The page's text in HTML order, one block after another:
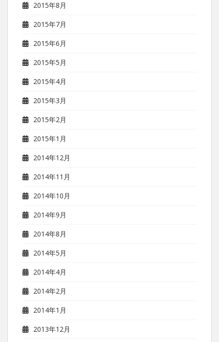
2015年8月
2015年7月
2015年6月
2015年5月
2015年4月
2015年3月
2015年2月
2015年1月
2014年12月
2014年11月
2014年10月
2014年9月
2014年8月
2014年5月
2014年4月
2014年2月
2014年1月
2013年12月